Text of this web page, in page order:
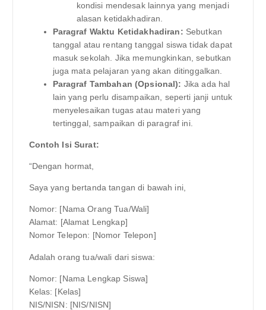
kondisi mendesak lainnya yang menjadi
alasan ketidakhadiran.
Paragraf Waktu Ketidakhadiran: Sebutkan
tanggal atau rentang tanggal siswa tidak dapat
masuk sekolah. Jika memungkinkan, sebutkan
juga mata pelajaran yang akan ditinggalkan.
Paragraf Tambahan (Opsional): Jika ada hal
lain yang perlu disampaikan, seperti janji untuk
menyelesaikan tugas atau materi yang
tertinggal, sampaikan di paragraf ini.
Contoh Isi Surat:
“Dengan hormat,
Saya yang bertanda tangan di bawah ini,
Nomor: [Nama Orang Tua/Wali]
Alamat: [Alamat Lengkap]
Nomor Telepon: [Nomor Telepon]
Adalah orang tua/wali dari siswa:
Nomor: [Nama Lengkap Siswa]
Kelas: [Kelas]
NIS/NISN: [NIS/NISN]